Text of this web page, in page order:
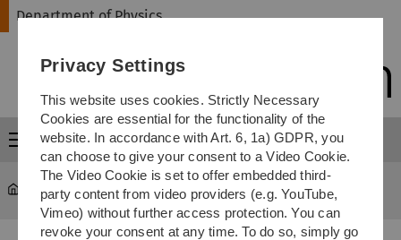
Skip
Skip
Skip
Skip
Department of Physics
Menu
Department of Physics ... Physikpraktikum für Medizin
Privacy Settings
This website uses cookies. Strictly Necessary
Cookies are essential for the functionality of the
website. In accordance with Art. 6, 1a) GDPR, you
can choose to give your consent to a Video Cookie.
The Video Cookie is set to offer embedded third-
party content from video providers (e.g. YouTube,
Vimeo) without further access protection. You can
revoke your consent at any time. To do so, simply go